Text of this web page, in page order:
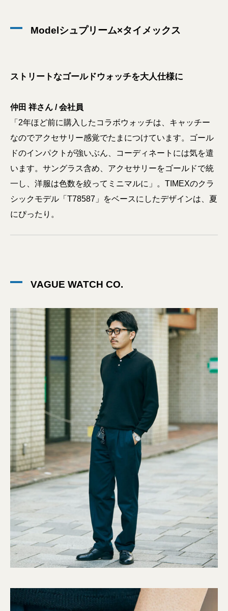
Modelシュプリーム×タイメックス
ストリートなゴールドウォッチを大人仕様に
仲田 祥さん / 会社員
「2年ほど前に購入したコラボウォッチは、キャッチー
なのでアクセサリー感覚でたまにつけています。ゴール
ドのインパクトが強いぶん、コーディネートには気を遣
います。サングラス含め、アクセサリーをゴールドで統
一し、洋服は色数を絞ってミニマルに」。TIMEXのクラ
シックモデル「T78587」をベースにしたデザインは、夏
にぴったり。
VAGUE WATCH CO.